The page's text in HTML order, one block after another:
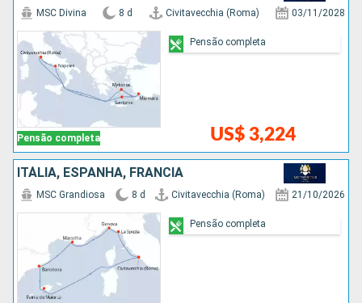
Pensão completa
MSC Divina 8 d Civitavecchia (Roma) 03/11/2028
US$ 3,224
Pensão completa
ITÁLIA, ESPANHA, FRANCIA
MSC Grandiosa 8 d Civitavecchia (Roma) 21/10/2026
Pensão completa